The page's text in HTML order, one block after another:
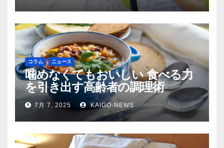
コラム ニュース
噛めなくてもおいしい 食べる力
を引き出す高齢者の調理術
7月 7, 2025 KAIGO-NEWS